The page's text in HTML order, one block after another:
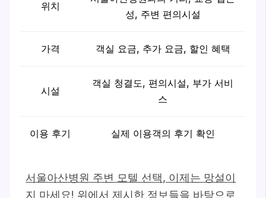
위치
성, 주변 편의시설
가격 객실 요금, 추가 요금, 할인 혜택
시설
객실 청결도, 편의시설, 부가 서비
스
이용 후기 실제 이용객의 후기 확인
서울아산병원 주변 모텔 선택, 이제는 망설이
지 마세요! 위에서 제시한 정보들을 바탕으로